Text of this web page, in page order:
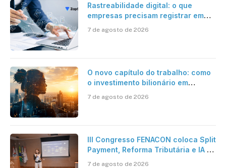
Rastreabilidade digital: o que
empresas precisam registrar em
7 de agosto de 2026
O novo capítulo do trabalho: como
o investimento bilionário em
verdadeira era da inteligência
7 de agosto de 2026
III Congresso FENACON coloca Split
Payment, Reforma Tributária e IA no
7 de agosto de 2026